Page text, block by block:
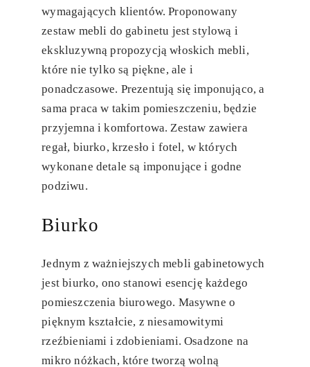
wymagających klientów. Proponowany
zestaw mebli do gabinetu jest stylową i
ekskluzywną propozycją włoskich mebli,
które nie tylko są piękne, ale i
ponadczasowe. Prezentują się imponująco, a
sama praca w takim pomieszczeniu, będzie
przyjemna i komfortowa. Zestaw zawiera
regał, biurko, krzesło i fotel, w których
wykonane detale są imponujące i godne
podziwu.
Biurko
Jednym z ważniejszych mebli gabinetowych
jest biurko, ono stanowi esencję każdego
pomieszczenia biurowego. Masywne o
pięknym kształcie, z niesamowitymi
rzeźbieniami i zdobieniami. Osadzone na
mikro nóżkach, które tworzą wolną